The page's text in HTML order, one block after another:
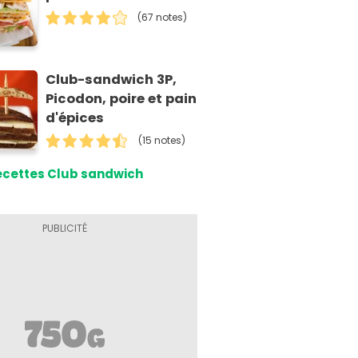
(67 notes)
Club-sandwich 3P,
Picodon, poire et pain
d'épices
(15 notes)
Club sandwich